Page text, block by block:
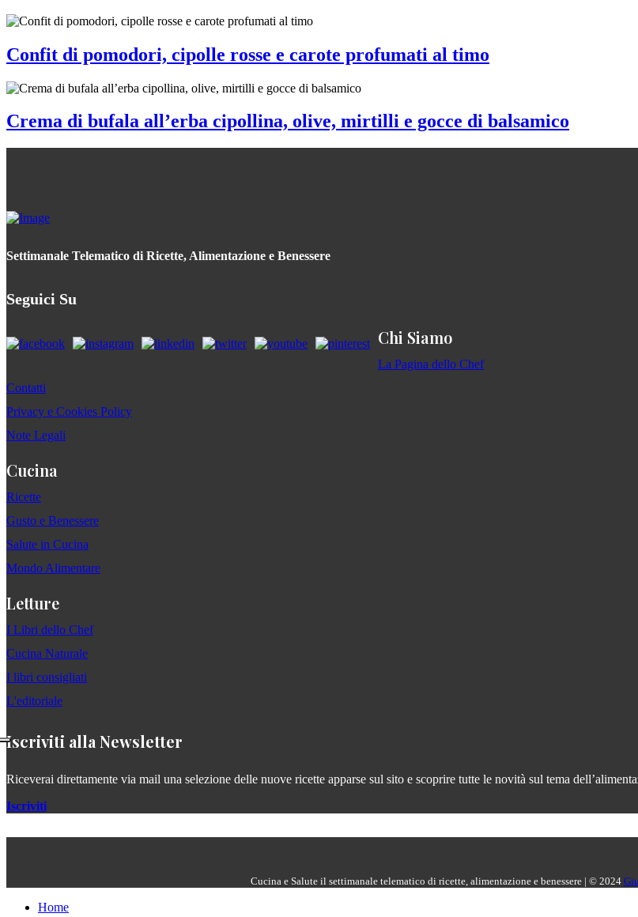
Confit di pomodori, cipolle rosse e carote profumati al timo
Crema di bufala all’erba cipollina, olive, mirtilli e gocce di balsamico
Settimanale Telematico di Ricette, Alimentazione e Benessere
Seguici Su
Chi Siamo
La Pagina dello Chef
Contatti
Privacy e Cookies Policy
Note Legali
Cucina
Ricette
Gusto e Benessere
Salute in Cucina
Mondo Alimentare
Letture
I Libri dello Chef
Cucina Naturale
I libri consigliati
L'editoriale
Iscriviti alla Newsletter
Riceverai direttamente via mail una selezione delle nuove ricette apparse sul sito e scoprire tutte le novità sul tema
Iscriviti
Cucina e Salute il settimanale telematico di ricette, alimentazione e benessere | © 2024
Home